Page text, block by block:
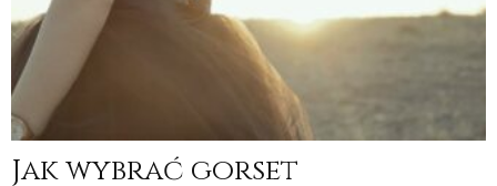
Jak wybrać gorset